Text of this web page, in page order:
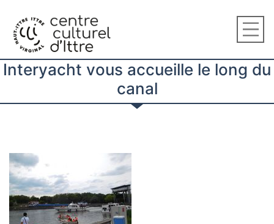
Interyacht vous accueille le long du
canal